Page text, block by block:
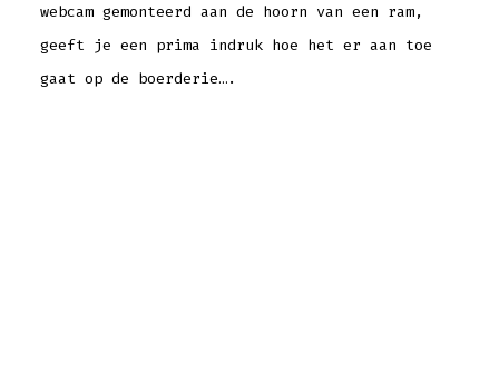
webcam gemonteerd aan de hoorn van een ram,
geeft je een prima indruk hoe het er aan toe
gaat op de boerderie….